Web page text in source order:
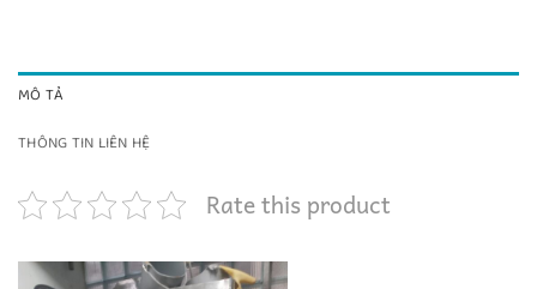
MÔ TẢ
THÔNG TIN LIÊN HỆ
Rate this product